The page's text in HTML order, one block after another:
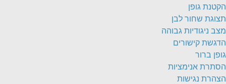
הקטנת גופן
תצוגת שחור לבן
מצב ניגודיות גבוהה
הדגשת קישורים
גופן ברור
הסתרת אנימציות
הצהרת נגישות